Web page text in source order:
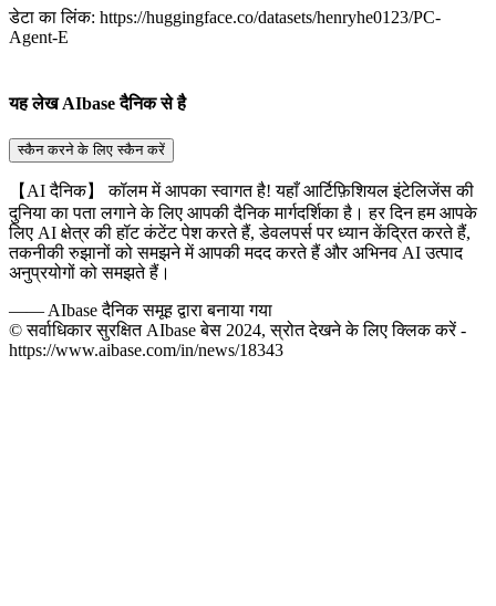
डेटा का लिंक: https://huggingface.co/datasets/henryhe0123/PC-
Agent-E
यह लेख AIbase दैनिक से है
स्कैन करने के लिए स्कैन करें
【AI दैनिक】 कॉलम में आपका स्वागत है! यहाँ आर्टिफ़िशियल इंटेलिजेंस की
दुनिया का पता लगाने के लिए आपकी दैनिक मार्गदर्शिका है। हर दिन हम आपके
लिए AI क्षेत्र की हॉट कंटेंट पेश करते हैं, डेवलपर्स पर ध्यान केंद्रित करते हैं,
तकनीकी रुझानों को समझने में आपकी मदद करते हैं और अभिनव AI उत्पाद
अनुप्रयोगों को समझते हैं।
—— AIbase दैनिक समूह द्वारा बनाया गया
© सर्वाधिकार सुरक्षित AIbase बेस 2024, स्रोत देखने के लिए क्लिक करें -
https://www.aibase.com/in/news/18343